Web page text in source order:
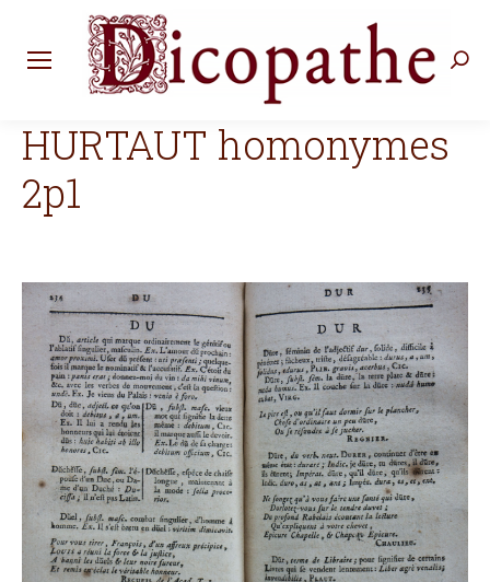
HURTAUT homonymes
2p1